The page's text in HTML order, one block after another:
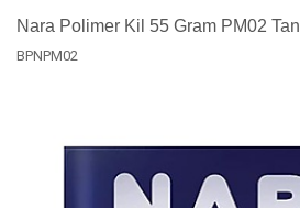
Nara Polimer Kil 55 Gram PM02 Tan
BPNPM02